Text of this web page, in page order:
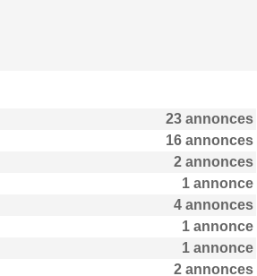
23 annonces
16 annonces
2 annonces
1 annonce
4 annonces
1 annonce
1 annonce
2 annonces